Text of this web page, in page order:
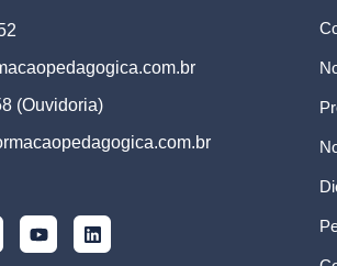
(Ouvidoria)